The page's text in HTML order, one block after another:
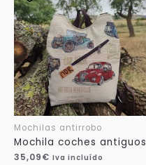
Mochilas antirrobo
Mochila coches antiguos
35,09€ Iva incluído